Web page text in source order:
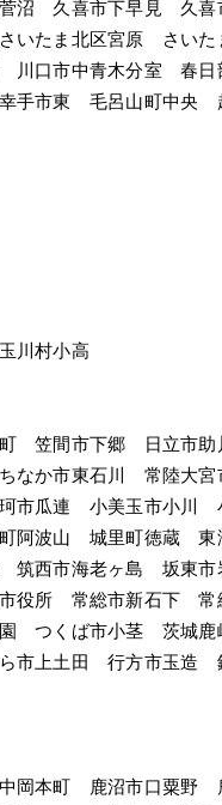
沼　久喜市下早見　久
いたま北区宮原　さい
川口市中青木分室　春
手市東　毛呂山町中央
川村小高
　笠間市下郷　日立市
なか市東石川　常陸大
市瓜連　小美玉市小川
阿波山　城里町徳蔵　
筑西市海老ヶ島　坂東
役所　常総市新石下　
　つくば市小茎　茨城
市上土田　行方市玉造
岡本町　鹿沼市口粟野